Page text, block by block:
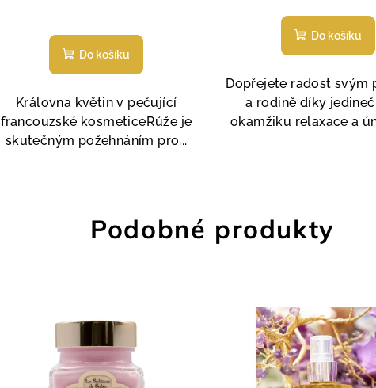
hodnocení
produktu
je
5,0
5
hvězdiček.
Do košíku
Královna květin v pečující
francouzské kosmeticeRůže je
skutečným požehnáním pro...
je
4,5
z
Do košíku
Dopřejete radost svým
a rodině díky
okamžiku relaxace a
Podobné produkty